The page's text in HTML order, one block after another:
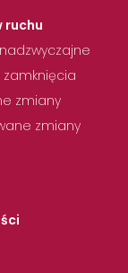
ruchu
zamknięcia
zmiany
zmiany